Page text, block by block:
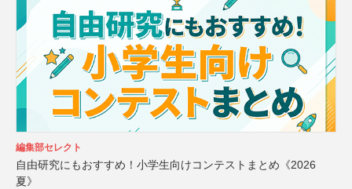
編集部セレクト
自由研究にもおすすめ！小学生向けコンテストまとめ《2026
夏》